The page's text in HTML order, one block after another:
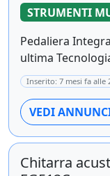
STRUMENTI
Pedaliera
ultima
Inserito: 7 mesi fa alle
VEDI
Chitarra